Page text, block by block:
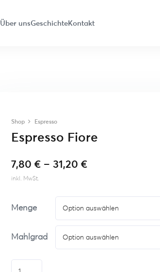
Über unsGeschichteKontakt
Shop Espresso
Espresso Fiore
7,80€ –31,20€
inkl. MwSt.
Menge
Mahlgrad